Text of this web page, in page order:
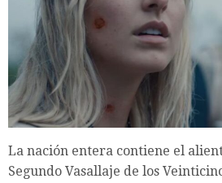
La nación entera contiene el
Segundo Vasallaje de los